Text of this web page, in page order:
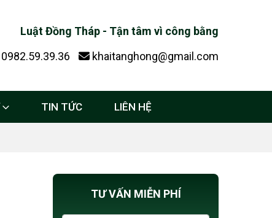
Luật Đồng Tháp - Tận tâm vì công bằng
0982.59.39.36
khaitanghong@gmail.com
TIN TỨC LIÊN HỆ
TƯ VẤN MIỄN PHÍ